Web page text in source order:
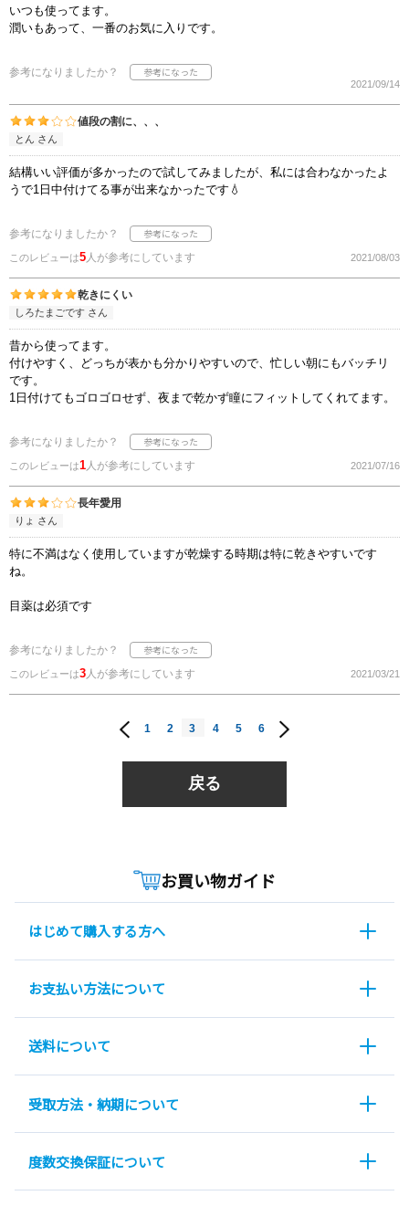
いつも使ってます。
潤いもあって、一番のお気に入りです。
参考になりましたか？
2021/09/14
値段の割に、、、
とん さん
結構いい評価が多かったので試してみましたが、私には合わなかったよ
うで1日中付けてる事が出来なかったです💧
参考になりましたか？
このレビューは5人が参考にしています 2021/08/03
乾きにくい
しろたまごです さん
昔から使ってます。
付けやすく、どっちが表かも分かりやすいので、忙しい朝にもバッチリ
です。
1日付けてもゴロゴロせず、夜まで乾かず瞳にフィットしてくれてます。
参考になりましたか？
このレビューは1人が参考にしています 2021/07/16
長年愛用
りょ さん
特に不満はなく使用していますが乾燥する時期は特に乾きやすいです
ね。
目薬は必須です
参考になりましたか？
このレビューは3人が参考にしています 2021/03/21
1 2 3 4 5 6
戻る
お買い物ガイド
はじめて購入する方へ
お支払い方法について
送料について
受取方法・納期について
度数交換保証について